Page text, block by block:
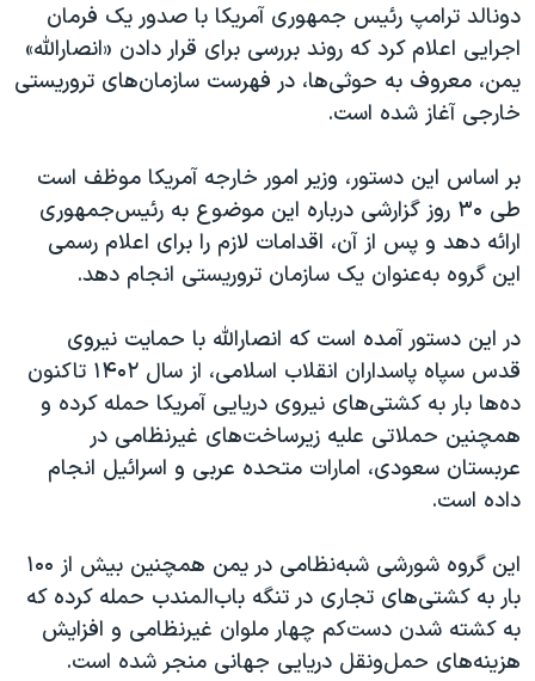
تریبونال مردمی آبان ۹۸
دادگاه حمید نوری
چهل سال گروگان‌گیری
اعتراضات مردمی آبان ۹۸
اسرائیل در جنگ
نرگس محمدی برنده جایزه نوبل صلح
همایش محافظه‌کاران آمریکا «سی‌پک»
صفحه‌های ویژه
سفر پرزیدنت ترامپ به چین
دونالد ترامپ رئیس‌ جمهوری آمریکا با صدور یک فرمان
اجرایی اعلام کرد که روند بررسی برای قرار دادن «انصارالله»
یمن، معروف به حوثی‌ها، در فهرست سازمان‌های تروریستی
خارجی آغاز شده است.
بر اساس این دستور، وزیر امور خارجه آمریکا موظف است
طی ۳۰ روز گزارشی درباره این موضوع به رئیس‌جمهوری
ارائه دهد و پس از آن، اقدامات لازم را برای اعلام رسمی
این گروه به‌عنوان یک سازمان تروریستی انجام دهد.
در این دستور آمده است که انصارالله با حمایت نیروی
قدس سپاه پاسداران انقلاب اسلامی، از سال ۱۴۰۲ تاکنون
ده‌ها بار به کشتی‌های نیروی دریایی آمریکا حمله کرده و
همچنین حملاتی علیه زیرساخت‌های غیرنظامی در
عربستان سعودی، امارات متحده عربی و اسرائیل انجام
داده است.
این گروه شورشی شبه‌نظامی در یمن همچنین بیش از ۱۰۰
بار به کشتی‌های تجاری در تنگه باب‌المندب حمله کرده که
به کشته شدن دست‌کم چهار ملوان غیرنظامی و افزایش
هزینه‌های حمل‌ونقل دریایی جهانی منجر شده است.